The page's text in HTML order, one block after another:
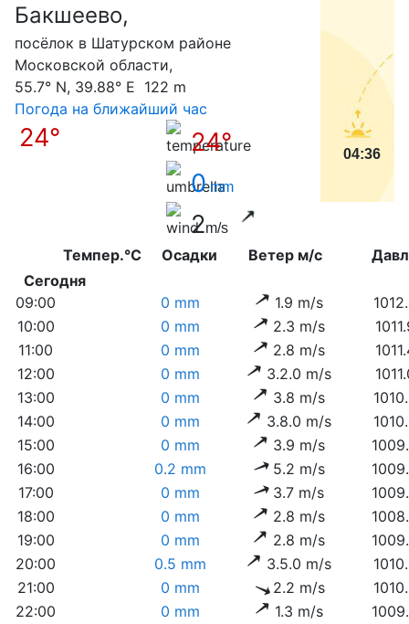
Бакшеево,
посёлок в Шатурском районе
Московской области,
55.7° N, 39.88° E 122 m
Погода на ближайший час
24°
24°
0mm
2m/s
04:36
Темпер.°C Осадки Ветер м/с
Сегодня
09:00
0 mm 1.9 m/s
10:00
0 mm 2.3 m/s
11:00
0 mm 2.8 m/s
12:00
0 mm 3.2.0 m/s
13:00
0 mm 3.8 m/s
14:00
0 mm 3.8.0 m/s
15:00
0 mm 3.9 m/s
16:00
0.2 mm 5.2 m/s
17:00
0 mm 3.7 m/s
18:00
0 mm 2.8 m/s
19:00
0 mm 2.8 m/s
20:00
0.5 mm 3.5.0 m/s
21:00
0 mm 2.2 m/s
22:00
0 mm 1.3 m/s